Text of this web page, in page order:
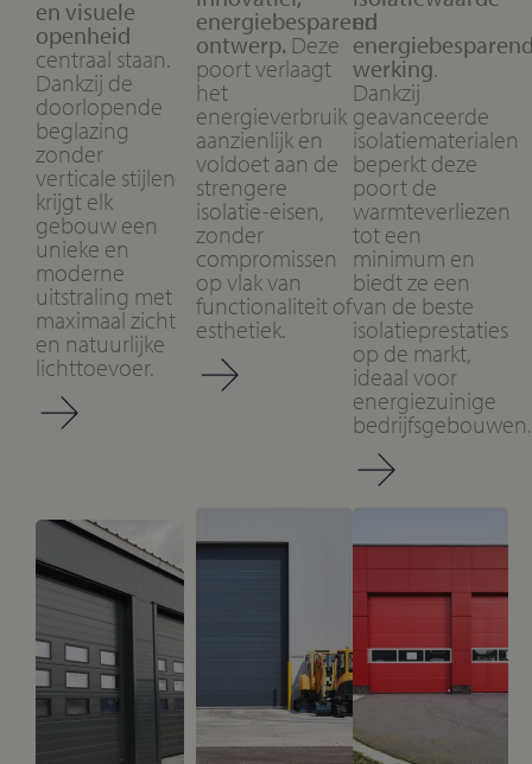
en visuele
openheid
centraal staan.
Dankzij de
doorlopende
beglazing
zonder
verticale stijlen
krijgt elk
gebouw een
unieke en
moderne
uitstraling met
maximaal zicht
en natuurlijke
lichttoevoer.
energiebesparend
ontwerp. Deze
poort verlaagt
het
energieverbruik
aanzienlijk en
voldoet aan de
strengere
isolatie-eisen,
zonder
compromissen
op vlak van
functionaliteit of
esthetiek.
en
werking.
Dankzij
geavanceerde
isolatiematerialen
beperkt deze
poort de
warmteverliezen
tot een
minimum en
biedt ze een
van de beste
isolatieprestaties
op de markt,
ideaal voor
energiezuinige
bedrijfsgebouwen.